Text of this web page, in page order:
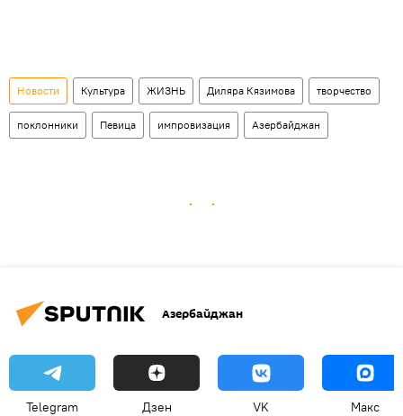
Новости Культура ЖИЗНЬ Диляра Кязимова творчество
поклонники Певица импровизация Азербайджан
Азербайджан
Telegram Дзен VK Макс